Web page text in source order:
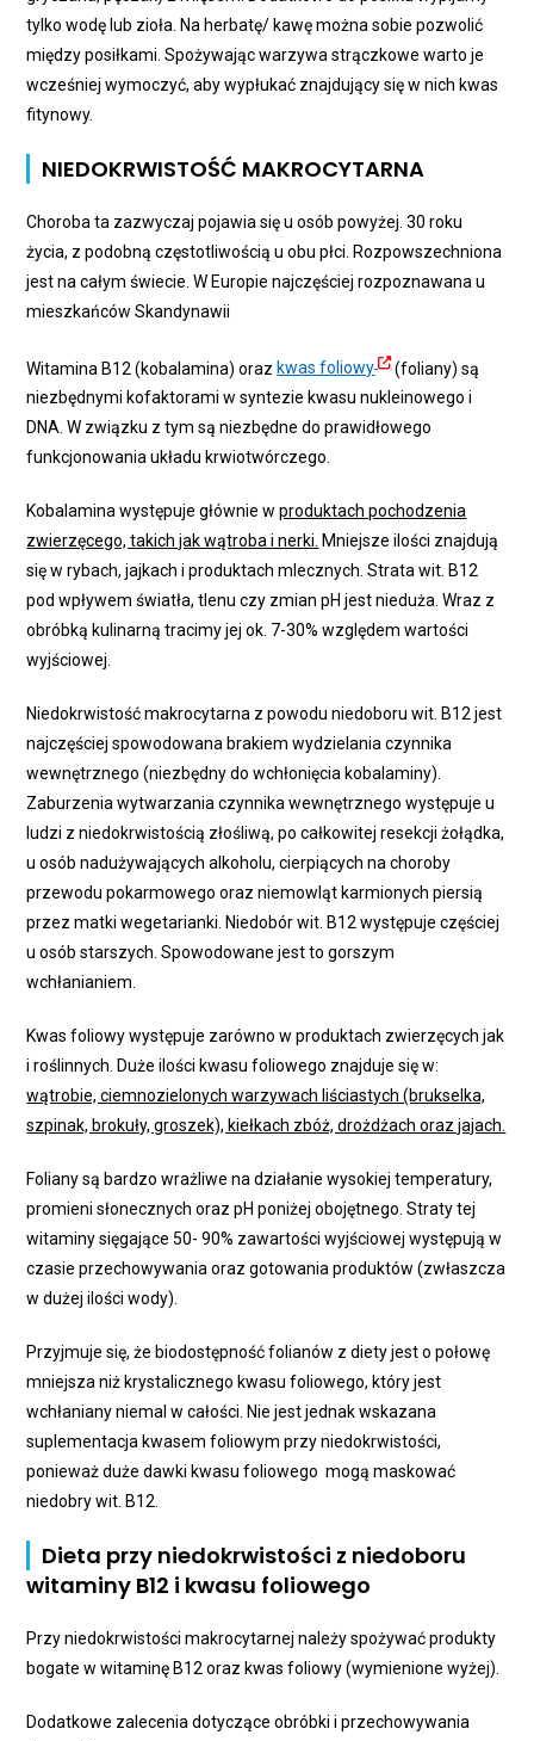
tylko wodę lub zioła. Na herbatę/ kawę można sobie pozwolić
między posiłkami. Spożywając warzywa strączkowe warto je
wcześniej wymoczyć, aby wypłukać znajdujący się w nich kwas
fitynowy.
NIEDOKRWISTOŚĆ MAKROCYTARNA
Choroba ta zazwyczaj pojawia się u osób powyżej. 30 roku
życia, z podobną częstotliwością u obu płci. Rozpowszechniona
jest na całym świecie. W Europie najczęściej rozpoznawana u
mieszkańców Skandynawii
Witamina B12 (kobalamina) oraz kwas foliowy
(foliany) są
niezbędnymi kofaktorami w syntezie kwasu nukleinowego i
DNA. W związku z tym są niezbędne do prawidłowego
funkcjonowania układu krwiotwórczego.
Kobalamina występuje głównie wproduktach pochodzenia
zwierzęcego, takich jak wątroba i nerki. Mniejsze ilości znajdują
się w rybach, jajkach i produktach mlecznych. Strata wit. B12
pod wpływem światła, tlenu czy zmian pH jest nieduża. Wraz z
obróbką kulinarną tracimy jej ok. 7-30% względem wartości
wyjściowej.
Niedokrwistość makrocytarna z powodu niedoboru wit. B12 jest
najczęściej spowodowana brakiem wydzielania czynnika
wewnętrznego (niezbędny do wchłonięcia kobalaminy).
Zaburzenia wytwarzania czynnika wewnętrznego występuje u
ludzi z niedokrwistością złośliwą, po całkowitej resekcji żołądka,
u osób nadużywających alkoholu, cierpiących na choroby
przewodu pokarmowego oraz niemowląt karmionych piersią
przez matki wegetarianki. Niedobór wit. B12 występuje częściej
u osób starszych. Spowodowane jest to gorszym
wchłanianiem.
Kwas foliowy występuje zarówno w produktach zwierzęcych jak
i roślinnych. Duże ilości kwasu foliowego znajduje się w:
wątrobie, ciemnozielonych warzywach liściastych (brukselka,
szpinak, brokuły, groszek), kiełkach zbóż, drożdżach oraz jajach.
Foliany są bardzo wrażliwe na działanie wysokiej temperatury,
promieni słonecznych oraz pH poniżej obojętnego. Straty tej
witaminy sięgające 50- 90% zawartości wyjściowej występują w
czasie przechowywania oraz gotowania produktów (zwłaszcza
w dużej ilości wody).
Przyjmuje się, że biodostępność folianów z diety jest o połowę
mniejsza niż krystalicznego kwasu foliowego, który jest
wchłaniany niemal w całości. Nie jest jednak wskazana
suplementacja kwasem foliowym przy niedokrwistości,
ponieważ duże dawki kwasu foliowego mogą maskować
niedobry wit. B12.
Dieta przy niedokrwistości z niedoboru
witaminy B12 i kwasu foliowego
Przy niedokrwistości makrocytarnej należy spożywać produkty
bogate w witaminę B12 oraz kwas foliowy (wymienione wyżej).
Dodatkowe zalecenia dotyczące obróbki i przechowywania